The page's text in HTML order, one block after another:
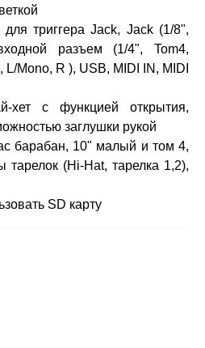
триггера Jack, Jack (1/8",
разъем (1/4", Tom4,
Mono, R ), USB, MIDI IN, MIDI
хет с функцией открытия,
заглушки рукой
барабан, 10" малый и том 4,
(Hi-Hat, тарелка 1,2),
SD карту